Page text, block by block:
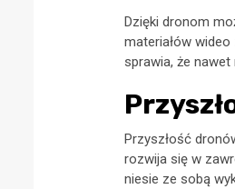
Dzięki dronom
materiałów
sprawia, że
Przyszłość
rozwija się w
niesie ze sobą